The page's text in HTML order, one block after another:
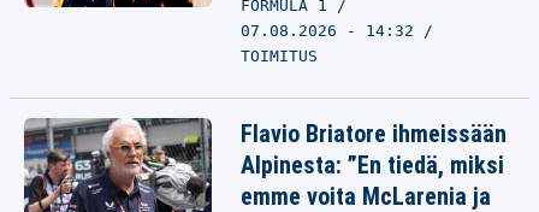
FORMULA 1
07.08.2026 - 14:32
TOIMITUS
Flavio Briatore ihmeissään
Alpinesta: ”En tiedä, miksi
emme voita McLarenia ja